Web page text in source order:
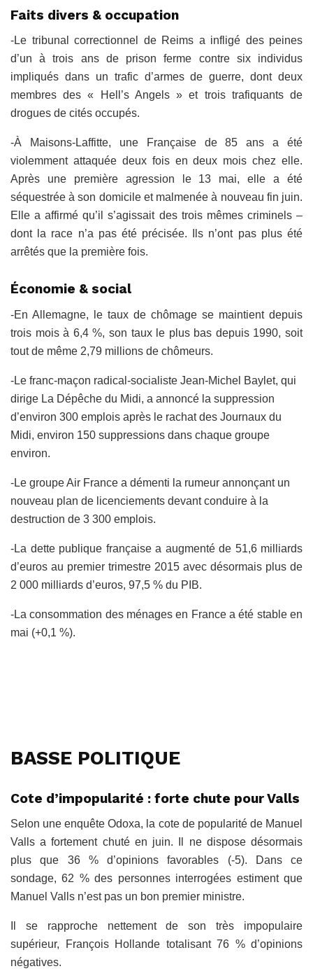
Faits divers & occupation
-Le tribunal correctionnel de Reims a infligé des peines
d’un à trois ans de prison ferme contre six individus
impliqués dans un trafic d’armes de guerre, dont deux
membres des « Hell’s Angels » et trois trafiquants de
drogues de cités occupés.
-À Maisons-Laffitte, une Française de 85 ans a été
violemment attaquée deux fois en deux mois chez elle.
Après une première agression le 13 mai, elle a été
séquestrée à son domicile et malmenée à nouveau fin juin.
Elle a affirmé qu’il s’agissait des trois mêmes criminels –
dont la race n’a pas été précisée. Ils n’ont pas plus été
arrêtés que la première fois.
Économie & social
-En Allemagne, le taux de chômage se maintient depuis
trois mois à 6,4 %, son taux le plus bas depuis 1990, soit
tout de même 2,79 millions de chômeurs.
-Le franc-maçon radical-socialiste Jean-Michel Baylet, qui
dirige La Dépêche du Midi, a annoncé la suppression
d’environ 300 emplois après le rachat des Journaux du
Midi, environ 150 suppressions dans chaque groupe
environ.
-Le groupe Air France a démenti la rumeur annonçant un
nouveau plan de licenciements devant conduire à la
destruction de 3 300 emplois.
-La dette publique française a augmenté de 51,6 milliards
d’euros au premier trimestre 2015 avec désormais plus de
2 000 milliards d’euros, 97,5 % du PIB.
-La consommation des ménages en France a été stable en
mai (+0,1 %).
BASSE POLITIQUE
Cote d’impopularité : forte chute pour Valls
Selon une enquête Odoxa, la cote de popularité de Manuel
Valls a fortement chuté en juin. Il ne dispose désormais
plus que 36 % d’opinions favorables (-5). Dans ce
sondage, 62 % des personnes interrogées estiment que
Manuel Valls n’est pas un bon premier ministre.
Il se rapproche nettement de son très impopulaire
supérieur, François Hollande totalisant 76 % d’opinions
négatives.